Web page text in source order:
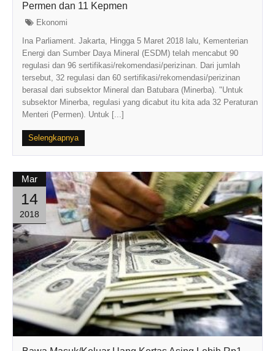
Permen dan 11 Kepmen
Ekonomi
Ina Parliament. Jakarta, Hingga 5 Maret 2018 lalu, Kementerian
Energi dan Sumber Daya Mineral (ESDM) telah mencabut 90
regulasi dan 96 sertifikasi/rekomendasi/perizinan. Dari jumlah
tersebut, 32 regulasi dan 60 sertifikasi/rekomendasi/perizinan
berasal dari subsektor Mineral dan Batubara (Minerba). "Untuk
subsektor Minerba, regulasi yang dicabut itu kita ada 32 Peraturan
Menteri (Permen). Untuk [...]
Selengkapnya
Mar
14
2018